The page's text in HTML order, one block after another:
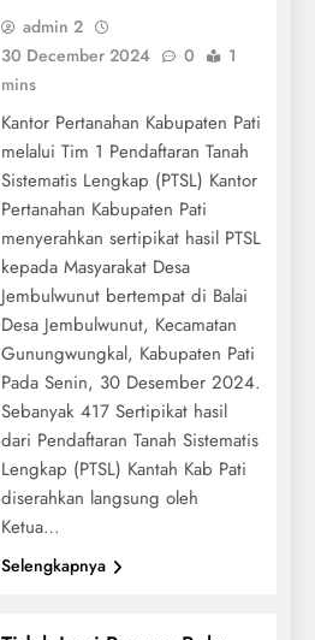
admin 2
30 December 2024
0
1
mins
Kantor Pertanahan Kabupaten Pati
melalui Tim 1 Pendaftaran Tanah
Sistematis Lengkap (PTSL) Kantor
Pertanahan Kabupaten Pati
menyerahkan sertipikat hasil PTSL
kepada Masyarakat Desa
Jembulwunut bertempat di Balai
Desa Jembulwunut, Kecamatan
Gunungwungkal, Kabupaten Pati
Pada Senin, 30 Desember 2024.
Sebanyak 417 Sertipikat hasil
dari Pendaftaran Tanah Sistematis
Lengkap (PTSL) Kantah Kab Pati
diserahkan langsung oleh
Ketua…
Selengkapnya